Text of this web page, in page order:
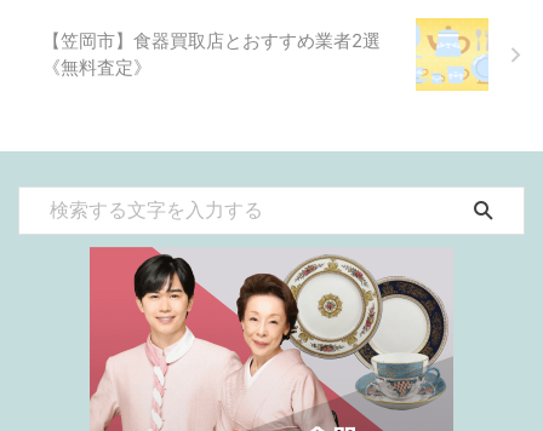
【笠岡市】食器買取店とおすすめ業者2選
《無料査定》